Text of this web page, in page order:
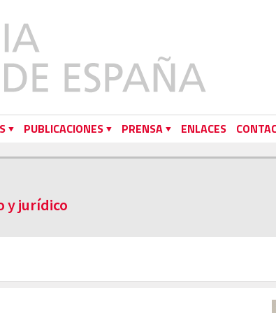
PUBLICACIONES PRENSA ENLACES
y jurídico